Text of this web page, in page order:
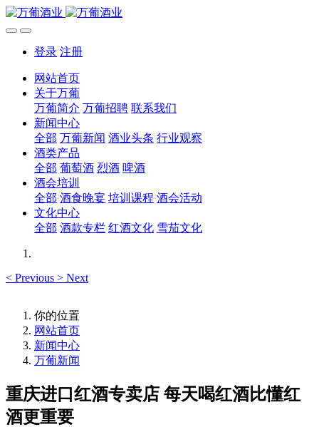
登录 注册
网站首页
关于万葡
万葡简介 万葡招聘 联系我们
新闻中心
全部 万葡新闻 酒业头条 行业观察
酒类产品
全部 葡萄酒 烈酒 啤酒
酒会培训
全部 酒食晚宴 培训课程 酒会活动
文化中心
全部 酒款专栏 红酒文化 雪茄文化
< Previous > Next
你的位置
网站首页
新闻中心
万葡新闻
重庆进口红酒专卖店 每天喝红酒比懂红
酒更重要